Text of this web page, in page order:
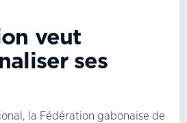
veut
ses
la Fédération gabonaise de